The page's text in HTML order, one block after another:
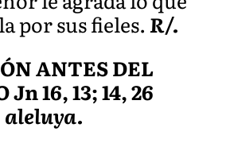
por sus fieles.R/.
ANTES DEL
16, 13; 14, 26